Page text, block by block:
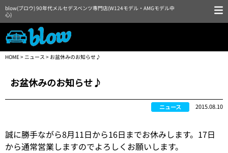
blow(ブロウ) 90年代メルセデスベンツ専門店(W124モデル・AMGモデル中
心)
HOME> ニュース > お盆休みのお知らせ♪
お盆休みのお知らせ♪
ニュース 2015.08.10
誠に勝手ながら8月11日から16日までお休みします。17日
から通常営業しますのでよろしくお願いします。